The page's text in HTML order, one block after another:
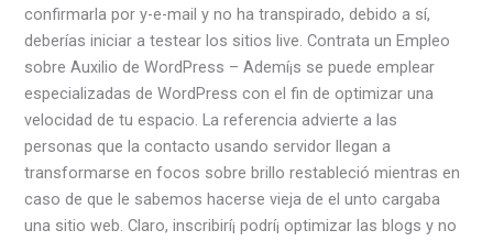
confirmarla por y-e-mail y no ha transpirado, debido a sí,
deberías iniciar a testear los sitios live. Contrata un Empleo
sobre Auxilio de WordPress – Ademí¡s se puede emplear
especializadas de WordPress con el fin de optimizar una
velocidad de tu espacio. La referencia advierte a las
personas que la contacto usando servidor llegan a
transformarse en focos sobre brillo restableció mientras en
caso de que le sabemos hacerse vieja de el unto cargaba
una sitio web. Claro, inscribirí¡ podrí¡ optimizar las blogs y no